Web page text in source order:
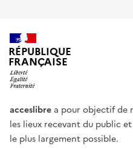
RÉPUBLIQUE
FRANÇAISE
acceslibre a pour objectif de
les lieux recevant du public
le plus largement possible.